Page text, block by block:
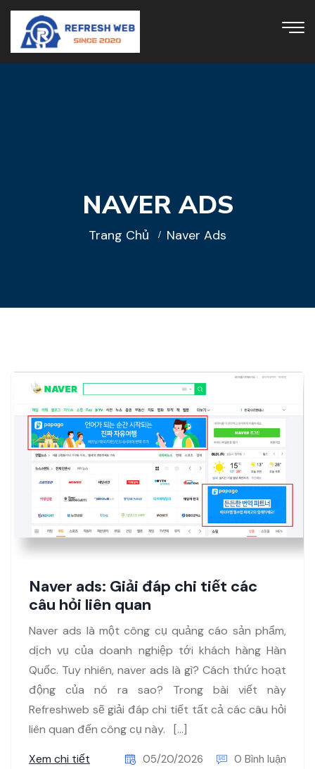
NAVER ADS
Trang Chủ Naver Ads
Naver ads: Giải đáp chi tiết các
câu hỏi liên quan
Naver ads là một công cụ quảng cáo sản phẩm,
dịch vụ của doanh nghiệp tới khách hàng Hàn
Quốc. Tuy nhiên, naver ads là gì? Cách thức hoạt
động của nó ra sao? Trong bài viết này
Refreshweb sẽ giải đáp chi tiết tất cả các câu hỏi
liên quan đến công cụ này. […]
Xem chi tiết
05/20/2026 0 Bình luận